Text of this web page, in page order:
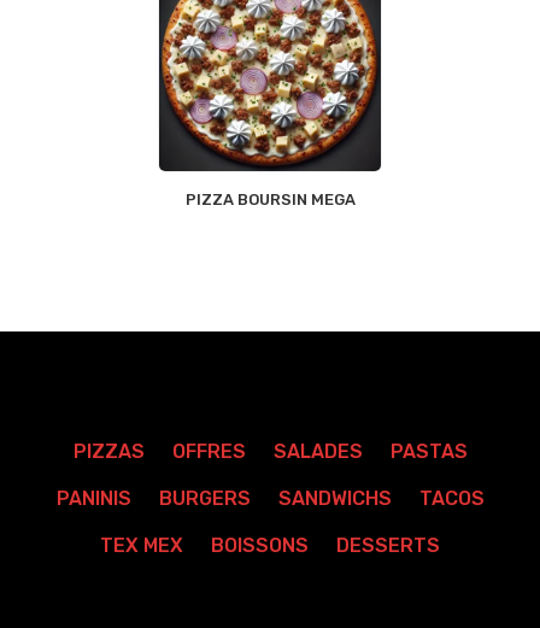
PIZZA BOURSIN MEGA
PIZZAS OFFRES SALADES PASTAS
PANINIS BURGERS SANDWICHS TACOS
TEX MEX BOISSONS DESSERTS